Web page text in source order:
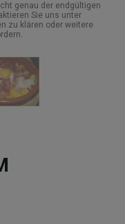
genau der endgültigen
Sie uns unter
zu klären oder weitere